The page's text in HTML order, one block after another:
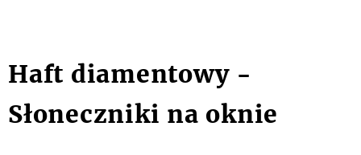
Haft diamentowy -
Słoneczniki na oknie